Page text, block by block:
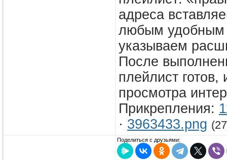
адреса
любым удобным
указываем
После
плейлист
просмотра
Прикрепления:
· 3963433.png
Поделиться с друзьями: